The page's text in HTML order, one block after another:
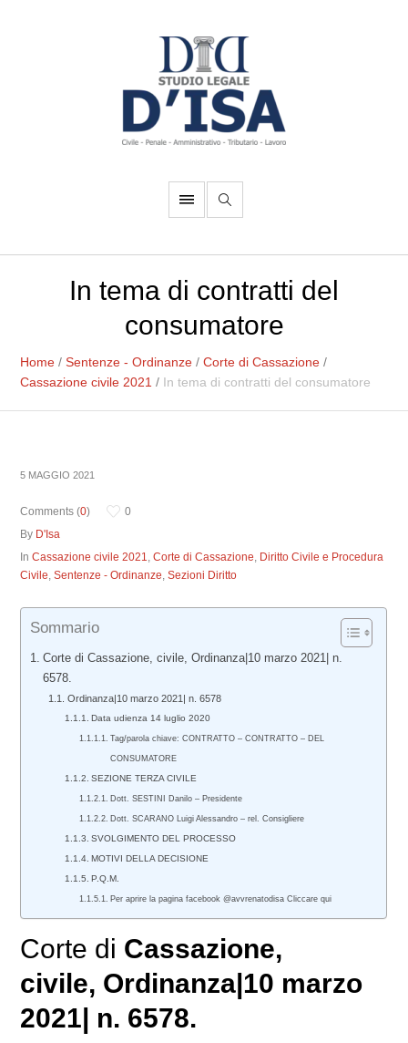
In tema di contratti del
consumatore
Home /Sentenze - Ordinanze /Corte di Cassazione /
Cassazione civile 2021 / In tema di contratti del consumatore
5 MAGGIO 2021
Comments (0)
0
By D'Isa
InCassazione civile 2021,Corte di Cassazione, Diritto Civile e Procedura
Civile,Sentenze - Ordinanze,Sezioni Diritto
Sommario
Corte di Cassazione, civile, Ordinanza|10 marzo 2021| n.
6578.
Ordinanza|10 marzo 2021| n. 6578
Data udienza 14 luglio 2020
Tag/parola chiave: CONTRATTO – CONTRATTO – DEL
CONSUMATORE
SEZIONE TERZA CIVILE
Dott. SESTINI Danilo – Presidente
Dott. SCARANO Luigi Alessandro – rel. Consigliere
SVOLGIMENTO DEL PROCESSO
MOTIVI DELLA DECISIONE
P.Q.M.
Per aprire la pagina facebook @avvrenatodisa Cliccare qui
Corte di Cassazione,
civile, Ordinanza|10 marzo
2021| n. 6578.